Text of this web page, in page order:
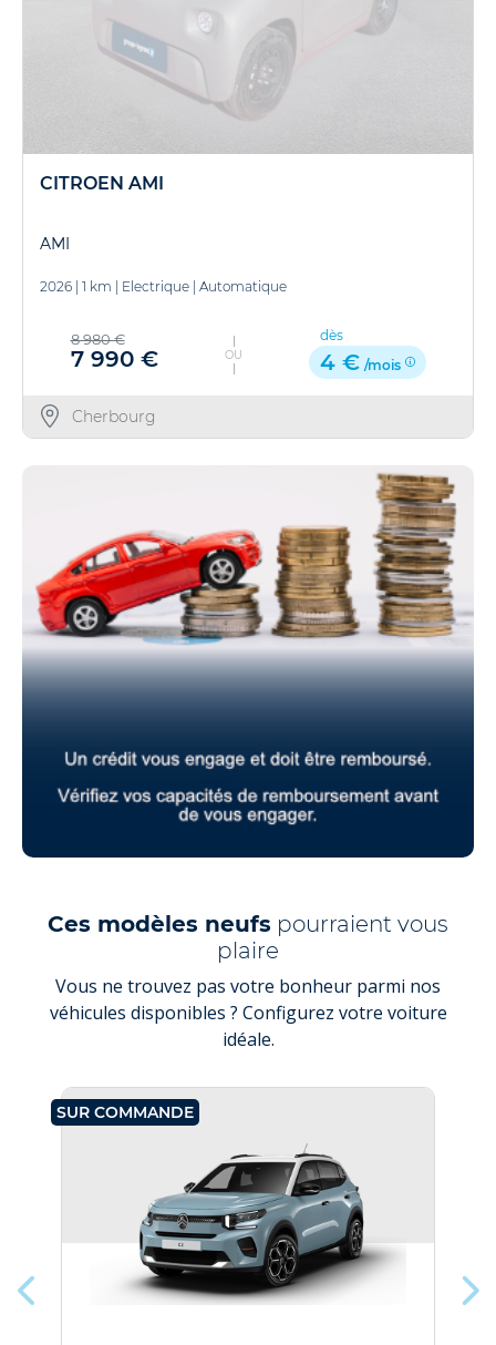
CITROEN AMI
AMI
2026 1 km Electrique Automatique
8 980 €
7 990 € OU
dès
4 € /mois
Cherbourg
Ces modèles neufs pourraient vous
plaire
Vous ne trouvez pas votre bonheur parmi nos
véhicules disponibles ? Configurez votre voiture
idéale.
SUR COMMANDE